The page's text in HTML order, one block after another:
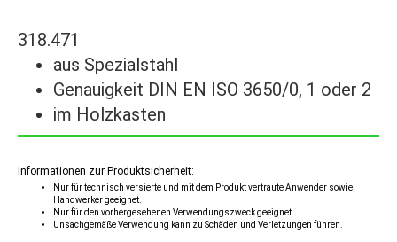
318.471
aus Spezialstahl
Genauigkeit DIN EN ISO 3650/0, 1 oder 2
im Holzkasten
Sonderaktion vom 03.03.2025 bis 30.06.2025!
Informationen zur Produktsicherheit:
Nur für technisch versierte und mit dem Produkt vertraute Anwender sowie
Handwerker geeignet.
Nur für den vorhergesehenen Verwendungszweck geeignet.
Unsachgemäße Verwendung kann zu Schäden und Verletzungen führen.